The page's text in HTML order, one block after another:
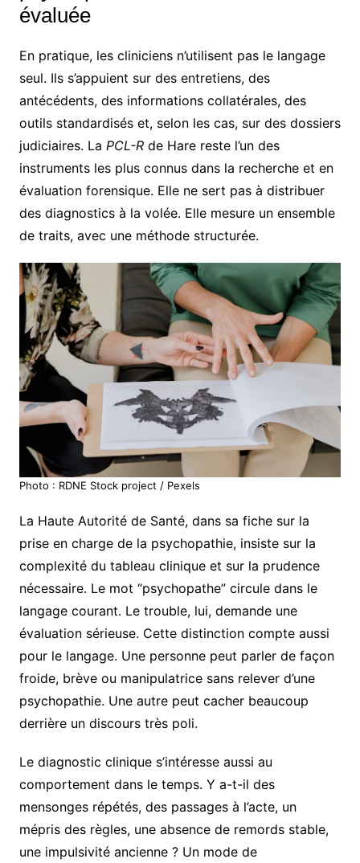
évaluée
En pratique, les cliniciens n’utilisent pas le langage
seul. Ils s’appuient sur des entretiens, des
antécédents, des informations collatérales, des
outils standardisés et, selon les cas, sur des dossiers
judiciaires. La PCL-Rde Hare reste l’un des
instruments les plus connus dans la recherche et en
évaluation forensique. Elle ne sert pas à distribuer
des diagnostics à la volée. Elle mesure un ensemble
de traits, avec une méthode structurée.
Photo : RDNE Stock project / Pexels
La Haute Autorité de Santé, dans sa fiche sur la
prise en charge de la psychopathie, insiste sur la
complexité du tableau clinique et sur la prudence
nécessaire. Le mot “psychopathe” circule dans le
langage courant. Le trouble, lui, demande une
évaluation sérieuse. Cette distinction compte aussi
pour le langage. Une personne peut parler de façon
froide, brève ou manipulatrice sans relever d’une
psychopathie. Une autre peut cacher beaucoup
derrière un discours très poli.
Le diagnostic clinique s’intéresse aussi au
comportement dans le temps. Y a-t-il des
mensonges répétés, des passages à l’acte, un
mépris des règles, une absence de remords stable,
une impulsivité ancienne ? Un mode de